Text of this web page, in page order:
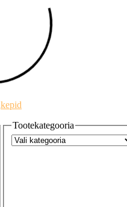
kepid
Tootekategooria